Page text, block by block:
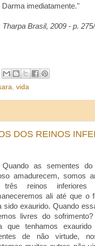
imediatamente."
Brasil, 2009 - p.
vida
DOS REINOS
Quando as sementes
amadurecem, somos
reinos inferiores
ali até que o
sido exaurido. Quando
livres do
que tenhamos
de não virtude,